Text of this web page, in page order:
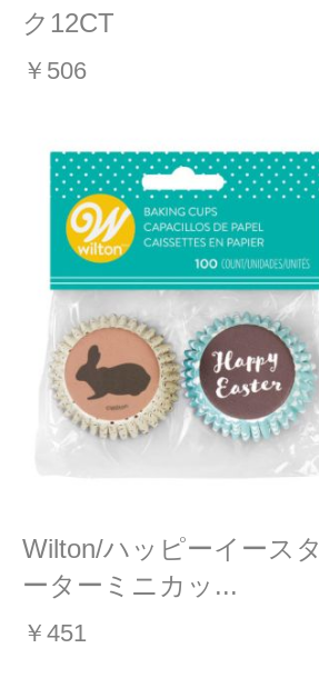
ク12CT
￥506
Wilton/ハッピーイースタ
ーターミニカッ...
￥451